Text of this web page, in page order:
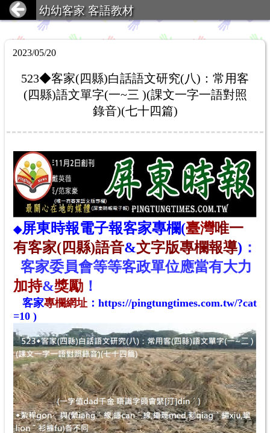
幼幼客家 客語教材
2023/05/20
523◆客家(四縣)白話語文研究(八)：常用客
(四縣)語文單字(一~三 )(課文一字一語對照
錄音)(七十四篇)
◆屏東時報電子報客家專欄(臺灣唯一
有客家(四縣)語音&文字版專欄報導) ：
客家委員會等等客政單位應當有大力
加持&獎勵 ！
客家專欄網址 ： https://pingtungtimes.com.tw/?cat
=10 )